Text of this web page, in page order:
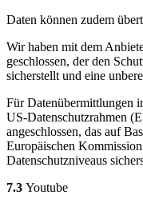
Daten können zudem
Wir haben mit dem
geschlossen, der den
sicherstellt und eine
Für Datenübermittlungen
US-Datenschutzrahmen
angeschlossen, das auf
Europäischen
Datenschutzniveaus
7.3 Youtube